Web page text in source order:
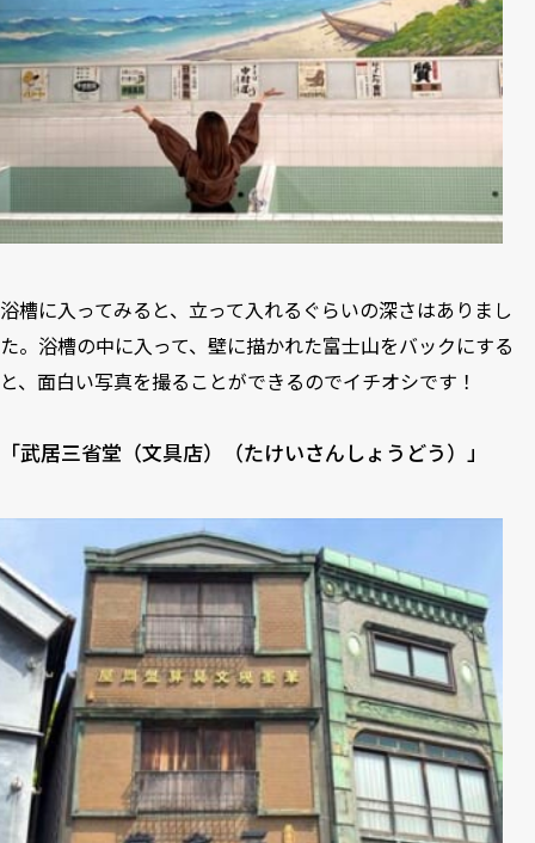
浴槽に入ってみると、立って入れるぐらいの深さはありまし
た。浴槽の中に入って、壁に描かれた富士山をバックにする
と、面白い写真を撮ることができるのでイチオシです！
「武居三省堂（文具店）（たけいさんしょうどう）」